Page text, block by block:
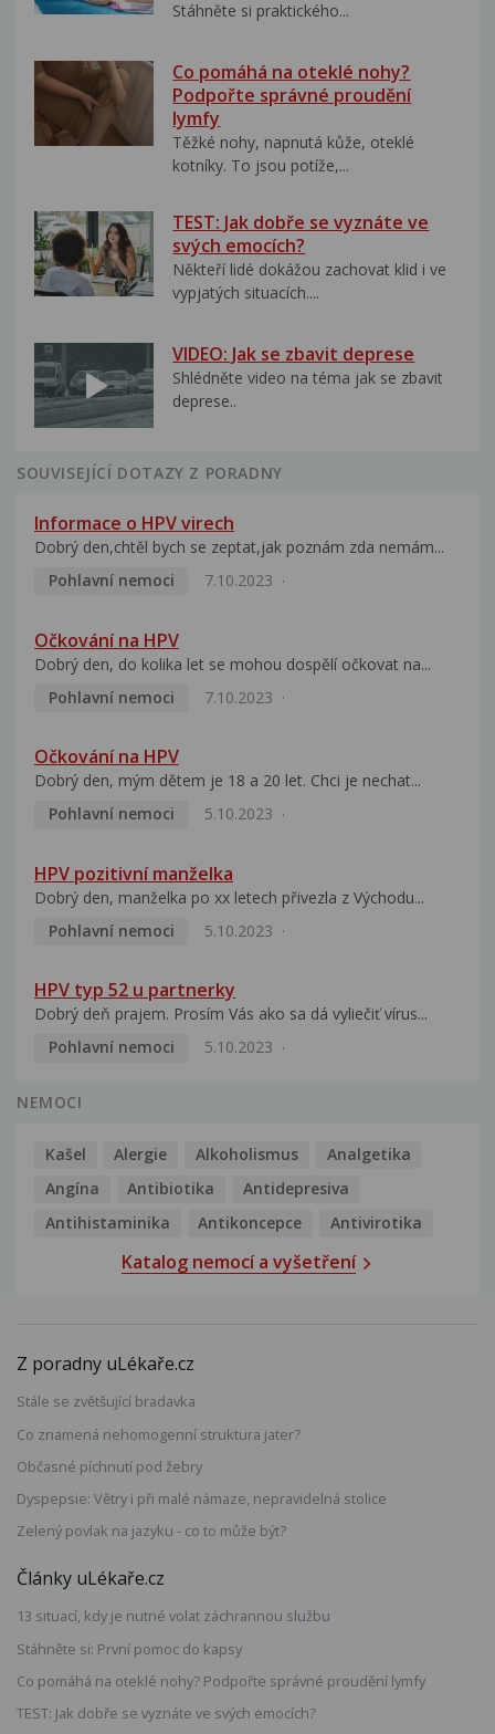
Stáhněte si praktického...
Co pomáhá na oteklé nohy?
Podpořte správné proudění
lymfy
Těžké nohy, napnutá kůže, oteklé
kotníky. To jsou potíže,...
TEST: Jak dobře se vyznáte ve
svých emocích?
Někteří lidé dokážou zachovat klid i ve
vypjatých situacích....
VIDEO: Jak se zbavit deprese
Shlédněte video na téma jak se zbavit
deprese..
SOUVISEJÍCÍ DOTAZY Z PORADNY
Informace o HPV virech
Dobrý den,chtěl bych se zeptat,jak poznám zda nemám...
Pohlavní nemoci
7.10.2023
Očkování na HPV
Dobrý den, do kolika let se mohou dospělí očkovat na...
Pohlavní nemoci
7.10.2023
Očkování na HPV
Dobrý den, mým dětem je 18 a 20 let. Chci je nechat...
Pohlavní nemoci
5.10.2023
HPV pozitivní manželka
Dobrý den, manželka po xx letech přivezla z Východu...
Pohlavní nemoci
5.10.2023
HPV typ 52 u partnerky
Dobrý deň prajem. Prosím Vás ako sa dá vyliečiť vírus...
Pohlavní nemoci
5.10.2023
NEMOCI
Kašel Alergie Alkoholismus
Analgetika
Angína
Antibiotika
Antidepresiva
Antihistaminika
Antikoncepce Antivirotika
Katalog nemocí a vyšetření
Z poradny uLékaře.cz
Stále se zvětšující bradavka
Co znamená nehomogenní struktura jater?
Občasné píchnutí pod žebry
Dyspepsie: Větry i při malé námaze, nepravidelná stolice
Zelený povlak na jazyku - co to může být?
Články uLékaře.cz
13 situací, kdy je nutné volat záchrannou službu
Stáhněte si: První pomoc do kapsy
Co pomáhá na oteklé nohy? Podpořte správné proudění lymfy
TEST: Jak dobře se vyznáte ve svých emocích?